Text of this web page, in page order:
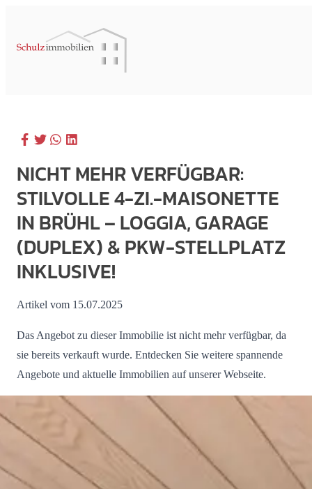
NICHT MEHR VERFÜGBAR:
STILVOLLE 4-ZI.-MAISONETTE
IN BRÜHL – LOGGIA, GARAGE
(DUPLEX) & PKW-STELLPLATZ
INKLUSIVE!
Artikel vom 15.07.2025
Das Angebot zu dieser Immobilie ist nicht mehr verfügbar, da
sie bereits verkauft wurde. Entdecken Sie weitere spannende
Angebote und aktuelle Immobilien auf unserer Webseite.